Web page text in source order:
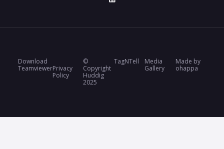
Download
TeamviewerPrivacy
Policy
©
Copyright
Huddig
2025
TagNTell
Media
Gallery
Made by
ohappa